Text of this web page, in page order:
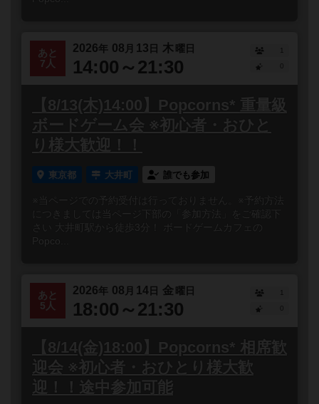
あと
7人
2026年 08 月 13 日 木曜日
14:00～21:30
1
【8/13(木)14:00】Popcorns* 重量級
ボードゲーム会 ※初心者・おひと
り様大歓迎！！
東京都 大井町 誰でも参加
※当ページでの予約受付は行っておりません。※予約方法
につきましては当ページ下部の「参加方法」をご確認下
さい 大井町駅から徒歩3分！ ボードゲームカフェの
Popco...
あと
5人
2026年 08 月 14 日 金曜日
18:00～21:30
1
【8/14(金)18:00】Popcorns* 相席歓
迎会 ※初心者・おひとり様大歓
迎！！途中参加可能